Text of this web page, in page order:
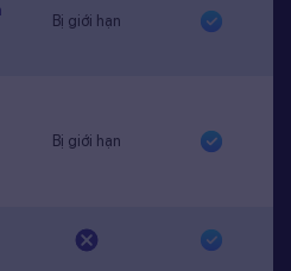
Bị giới hạn
Bị giới hạn